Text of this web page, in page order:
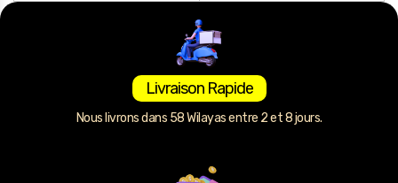
Livraison Rapide
Nous livrons dans 58 Wilayas entre 2 et 8 jours.